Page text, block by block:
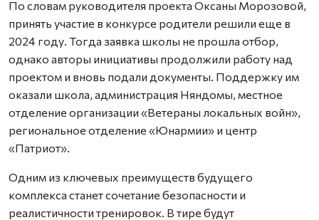
По словам руководителя проекта Оксаны Морозовой,
принять участие в конкурсе родители решили еще в
2024 году. Тогда заявка школы не прошла отбор,
однако авторы инициативы продолжили работу над
проектом и вновь подали документы. Поддержку им
оказали школа, администрация Няндомы, местное
отделение организации «Ветераны локальных войн»,
региональное отделение «Юнармии» и центр
«Патриот».
Одним из ключевых преимуществ будущего
комплекса станет сочетание безопасности и
реалистичности тренировок. В тире будут